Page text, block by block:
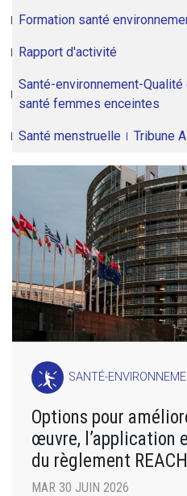
Formation santé
Rapport d'activité
Santé-environnement-
santé femmes enceintes
Santé menstruelle Tribune
SANTÉ-
Options pour
œuvre, l’application
du règlement REACH
MAR 30 JUIN 2026